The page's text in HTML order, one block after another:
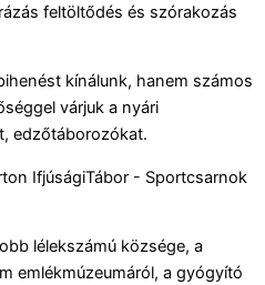
feltöltődés és szórakozás
kínálunk, hanem számos
várjuk a nyári
edzőtáborozókat.
lélekszámú községe, a
emlékmúzeumáról, a gyógyító